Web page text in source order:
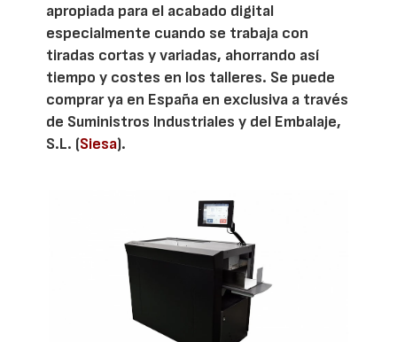
apropiada para el acabado digital
especialmente cuando se trabaja con
tiradas cortas y variadas, ahorrando así
tiempo y costes en los talleres. Se puede
comprar ya en España en exclusiva a través
de Suministros Industriales y del Embalaje,
S.L. (Siesa).